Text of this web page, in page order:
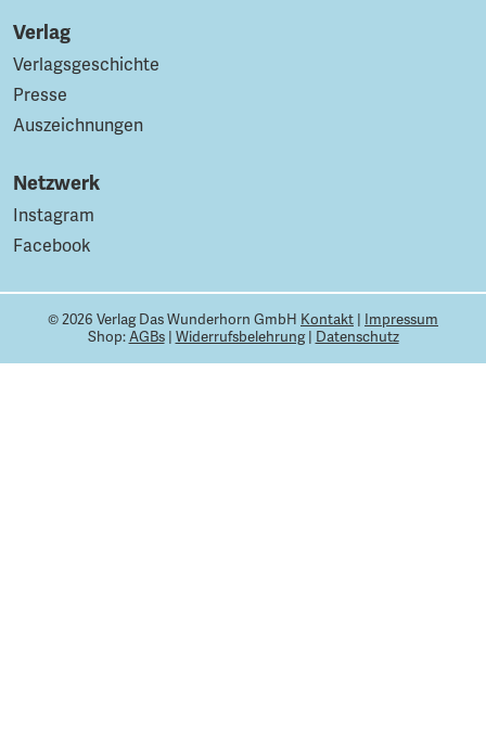
Verlag
Verlagsgeschichte
Presse
Auszeichnungen
Netzwerk
Instagram
Facebook
© 2026 Verlag Das Wunderhorn GmbH Kontakt | Impressum
Shop:AGBs| Widerrufsbelehrung| Datenschutz